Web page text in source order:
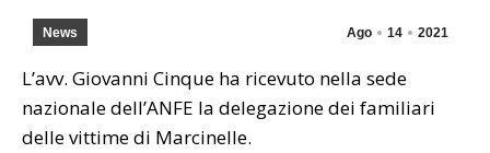
Ago 14 2021
News
L’avv. Giovanni Cinque ha ricevuto nella sede
nazionale dell’ANFE la delegazione dei familiari
delle vittime di Marcinelle.